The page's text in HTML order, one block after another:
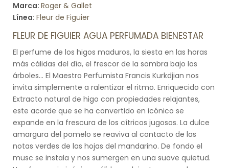
Marca: Roger & Gallet
Línea: Fleur de Figuier
FLEUR DE FIGUIER AGUA PERFUMADA BIENESTAR
El perfume de los higos maduros, la siesta en las horas
más cálidas del día, el frescor de la sombra bajo los
árboles... El Maestro Perfumista Francis Kurkdjian nos
invita simplemente a ralentizar el ritmo. Enriquecido con
Extracto natural de higo con propiedades relajantes,
este acorde que se ha convertido en icónico se
expande en la frescura de los cítricos jugosos. La dulce
amargura del pomelo se reaviva al contacto de las
notas verdes de las hojas del mandarino. De fondo el
musc se instala y nos sumergen en una suave quietud.